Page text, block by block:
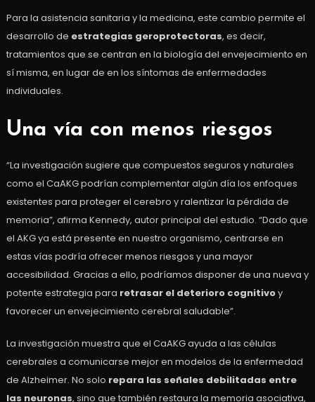
Para la asistencia sanitaria y la medicina, este cambio permite el
desarrollo de estrategias geroprotectoras, es decir,
tratamientos que se centran en la biología del envejecimiento en
sí misma, en lugar de en los síntomas de enfermedades
individuales.
Una vía con menos riesgos
“La investigación sugiere que compuestos seguros y naturales
como el CaAKG podrían complementar algún día los enfoques
existentes para proteger el cerebro y ralentizar la pérdida de
memoria”, afirma Kennedy, autor principal del estudio. “Dado que
el AKG ya está presente en nuestro organismo, centrarse en
estas vías podría ofrecer menos riesgos y una mayor
accesibilidad. Gracias a ello, podríamos disponer de una nueva y
potente estrategia para retrasar el deterioro cognitivoy
favorecer un envejecimiento cerebral saludable”.
La investigación muestra que el CaAKG ayuda a las células
cerebrales a comunicarse mejor en modelos de la enfermedad
de Alzheimer. No solo repara las señales debilitadas entre
las neuronas, sino que también restaura la memoria asociativa,